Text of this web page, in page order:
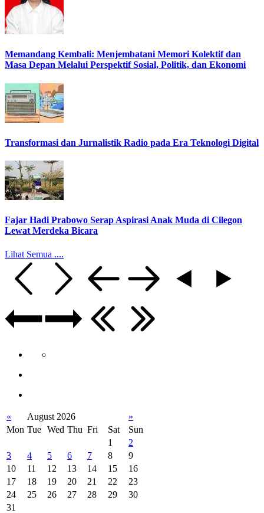
Memandang Kembali: Menjembatani Memori Kolektif dan
Masa Depan Melalui Perspektif Sosial, Politik, dan Ekonomi
Transformasi dan Jurnalistik Radio pada Era Teknologi Digital
Fajar Hadi Prabowo Serap Aspirasi Anak Muda di Cilegon
Lewat Merdeka Bicara
Lihat Semua ....
« August 2026
»
Mon Tue Wed Thu Fri Sat
Sun
1
2
3
4 5 6 7 8
9
10
11 12 13 14 15
16
17
18 19 20 21 22
23
24
25 26 27 28 29
30
31